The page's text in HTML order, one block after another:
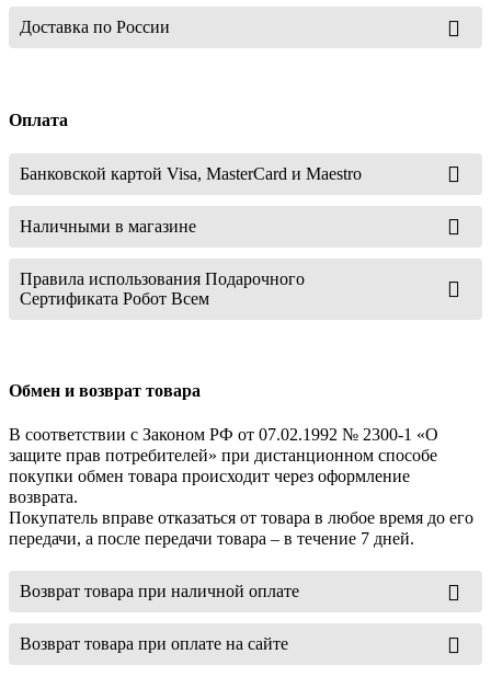
Доставка по России
Оплата
Банковской картой Visa, MasterCard и Maestro
Наличными в магазине
Правила использования Подарочного
Сертификата Робот Всем
Обмен и возврат товара
В соответствии с Законом РФ от 07.02.1992 № 2300-1 «О
защите прав потребителей» при дистанционном способе
покупки обмен товара происходит через оформление
возврата.
Покупатель вправе отказаться от товара в любое время до его
передачи, а после передачи товара – в течение 7 дней.
Возврат товара при наличной оплате
Возврат товара при оплате на сайте